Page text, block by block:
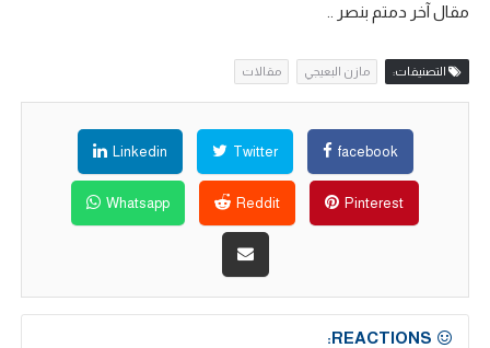
مقال آخر دمتم بنصر ..
التصنيفات: مازن البعيجي مقالات
facebook
Twitter
Linkedin
Pinterest
Reddit
Whatsapp
REACTIONS: